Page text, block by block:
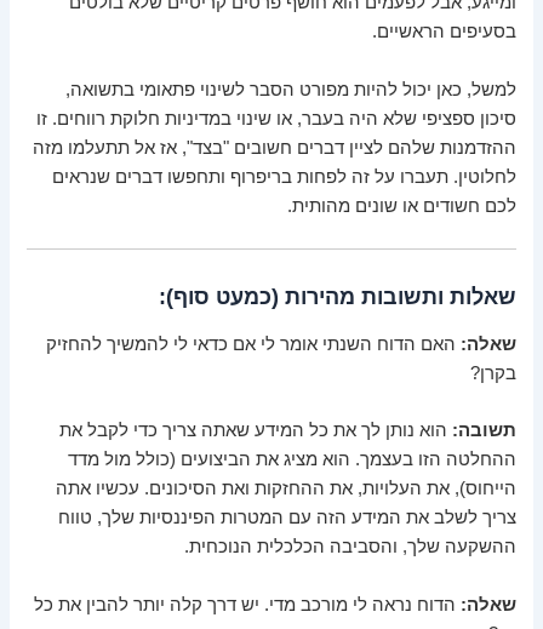
בסעיפים הראשיים.
למשל, כאן יכול להיות מפורט הסבר לשינוי פתאומי בתשואה,
סיכון ספציפי שלא היה בעבר, או שינוי במדיניות חלוקת רווחים. זו
ההזדמנות שלהם לציין דברים חשובים "בצד", אז אל תתעלמו מזה
לחלוטין. תעברו על זה לפחות בריפרוף ותחפשו דברים שנראים
לכם חשודים או שונים מהותית.
שאלות ותשובות מהירות (כמעט סוף):
שאלה: האם הדוח השנתי אומר לי אם כדאי לי להמשיך להחזיק
בקרן?
תשובה: הוא נותן לך את כל המידע שאתה צריך כדי לקבל את
ההחלטה הזו בעצמך. הוא מציג את הביצועים (כולל מול מדד
הייחוס), את העלויות, את ההחזקות ואת הסיכונים. עכשיו אתה
צריך לשלב את המידע הזה עם המטרות הפיננסיות שלך, טווח
ההשקעה שלך, והסביבה הכלכלית הנוכחית.
שאלה: הדוח נראה לי מורכב מדי. יש דרך קלה יותר להבין את כל